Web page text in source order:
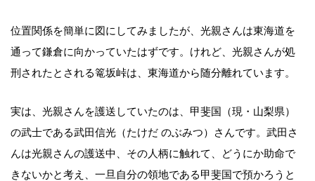
位置関係を簡単に図にしてみましたが、光親さんは東海道を
通って鎌倉に向かっていたはずです。けれど、光親さんが処
刑されたとされる篭坂峠は、東海道から随分離れています。
実は、光親さんを護送していたのは、甲斐国（現・山梨県）
の武士である武田信光（たけだ のぶみつ）さんです。武田さ
んは光親さんの護送中、その人柄に触れて、どうにか助命で
きないかと考え、一旦自分の領地である甲斐国で預かろうと